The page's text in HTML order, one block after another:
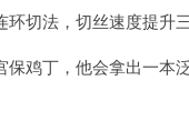
切法，切丝速度提升
鸡丁，他会拿出一本